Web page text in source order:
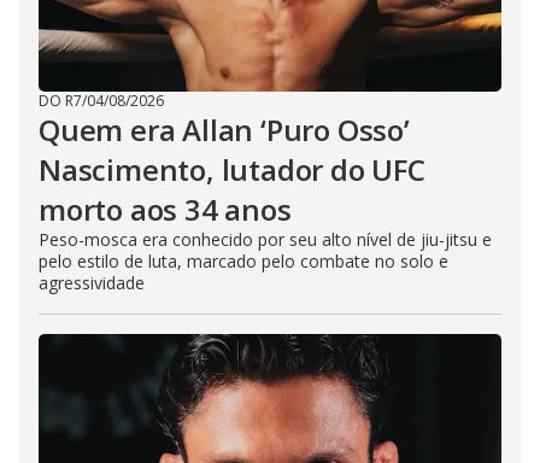
DO R7/04/08/2026
Quem era Allan ‘Puro Osso’
Nascimento, lutador do UFC
morto aos 34 anos
Peso-mosca era conhecido por seu alto nível de jiu-jitsu e
pelo estilo de luta, marcado pelo combate no solo e
agressividade